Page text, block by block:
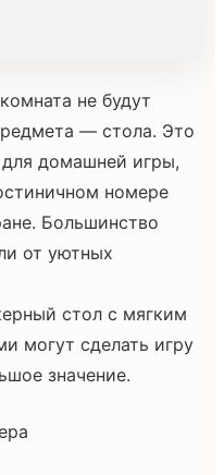
не будут
— стола. Это
домашней игры,
номере
Большинство
от уютных
стол с мягким
могут сделать игру
значение.